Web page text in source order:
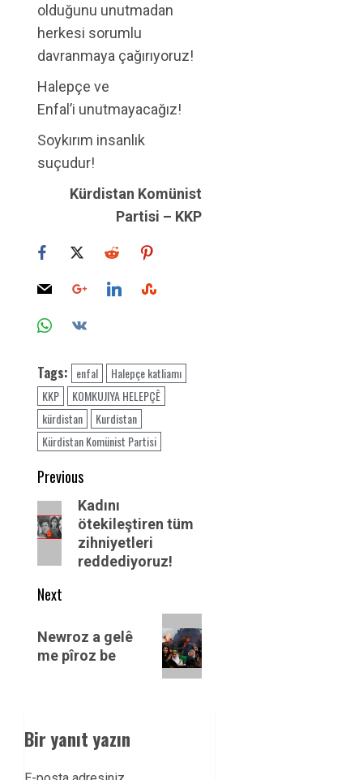
olduğunu unutmadan
herkesi sorumlu
davranmaya çağırıyoruz!
Halepçe ve
Enfal’i unutmayacağız!
Soykırım insanlık
suçudur!
Kürdistan Komünist
Partisi – KKP
Tags: enfal
Halepçe katliamı
KKP
KOMKUJIYA HELEPÇÊ
kürdistan
Kurdistan
Kürdistan Komünist Partisi
Post
navigation
Previous
Previous
post:
Kadını
ötekileştiren tüm
zihniyetleri
reddediyoruz!
Next
post:
Newroz a gelê
me pîroz be
Bir yanıt yazın